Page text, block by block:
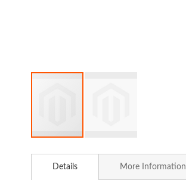
to
Details More Information